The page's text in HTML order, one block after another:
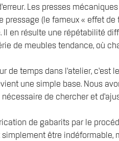
Les presses
(le fameux « effet
Il en résulte une répétabilité
de meubles tendance, où
de temps dans l’atelier,
une simple base. Nous
de chercher et
de gabarits par le
être